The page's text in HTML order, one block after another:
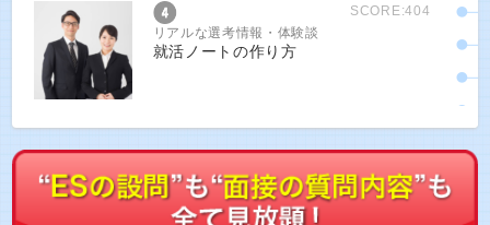
SCORE:404
リアルな選考情報・体験談
就活ノートの作り方